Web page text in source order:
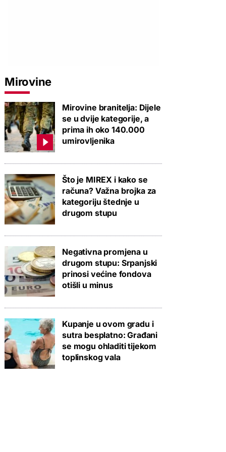
Mirovine
Mirovine branitelja: Dijele
se u dvije kategorije, a
prima ih oko 140.000
umirovljenika
Što je MIREX i kako se
računa? Važna brojka za
kategoriju štednje u
drugom stupu
Negativna promjena u
drugom stupu: Srpanjski
prinosi većine fondova
otišli u minus
Kupanje u ovom gradu i
sutra besplatno: Građani
se mogu ohladiti tijekom
toplinskog vala